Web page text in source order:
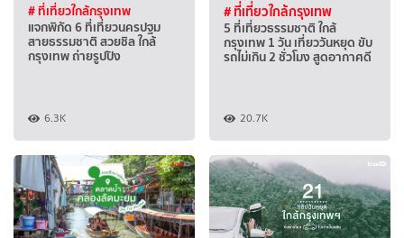
# ที่เที่ยวใกล้กรุงเทพ
แจกพิกัด 6 ที่เที่ยวนครปฐม
สายธรรมชาติ สวยชิล ใกล้
กรุงเทพ ถ่ายรูปปัง
6.3K
# ที่เที่ยวใกล้กรุงเทพ
5 ที่เที่ยวธรรมชาติ ใกล้
กรุงเทพ 1 วัน เที่ยววันหยุด ขับ
รถไม่เกิน 2 ชั่วโมง สูดอากาศดี
20.7K